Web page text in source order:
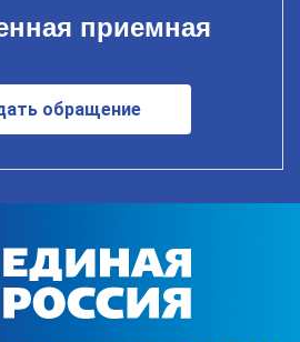
приемная
обращение